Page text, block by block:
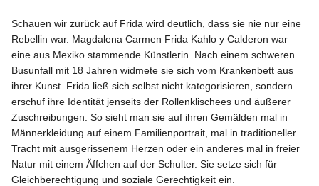
Schauen wir zurück auf Frida wird deutlich, dass sie nie nur eine
Rebellin war. Magdalena Carmen Frida Kahlo y Calderon war
eine aus Mexiko stammende Künstlerin. Nach einem schweren
Busunfall mit 18 Jahren widmete sie sich vom Krankenbett aus
ihrer Kunst. Frida ließ sich selbst nicht kategorisieren, sondern
erschuf ihre Identität jenseits der Rollenklischees und äußerer
Zuschreibungen. So sieht man sie auf ihren Gemälden mal in
Männerkleidung auf einem Familienportrait, mal in traditioneller
Tracht mit ausgerissenem Herzen oder ein anderes mal in freier
Natur mit einem Äffchen auf der Schulter. Sie setze sich für
Gleichberechtigung und soziale Gerechtigkeit ein.